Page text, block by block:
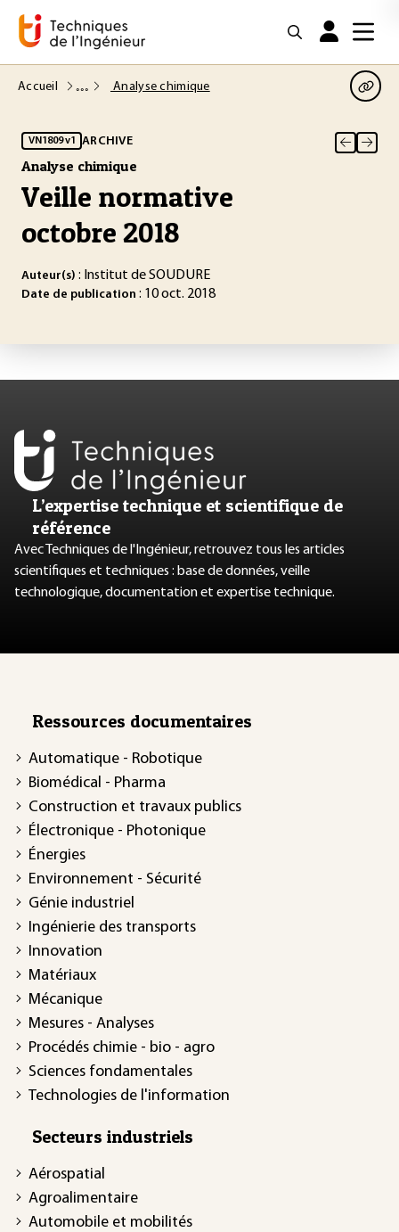
Accueil Analyse chimique
VN1809 v1 ARCHIVE
Analyse chimique
Veille normative
octobre 2018
Auteur(s) : Institut de SOUDURE
Date de publication : 10 oct. 2018
L’expertise technique et scientifique de
référence
Avec Techniques de l'Ingénieur, retrouvez tous les articles
scientifiques et techniques : base de données, veille
technologique, documentation et expertise technique.
Ressources documentaires
Automatique - Robotique
Biomédical - Pharma
Construction et travaux publics
Électronique - Photonique
Énergies
Environnement - Sécurité
Génie industriel
Ingénierie des transports
Innovation
Matériaux
Mécanique
Mesures - Analyses
Procédés chimie - bio - agro
Sciences fondamentales
Technologies de l'information
Secteurs industriels
Aérospatial
Agroalimentaire
Automobile et mobilités